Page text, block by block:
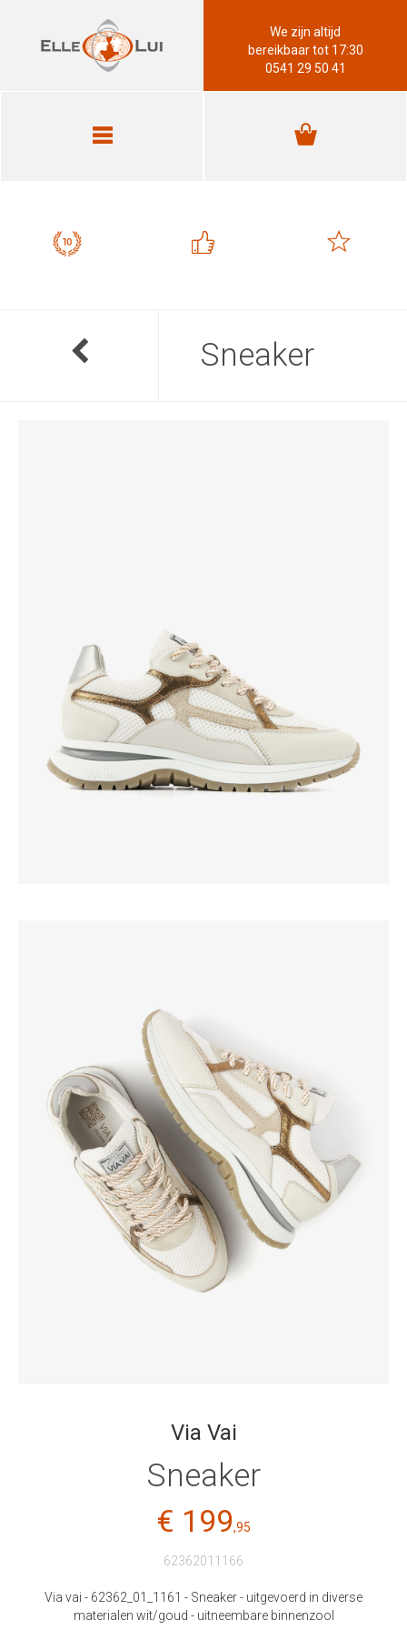
We zijn altijd
bereikbaar tot 17:30
0541 29 50 41
Sneaker
Via Vai
Sneaker
€ 199,95
62362011166
Via vai - 62362_01_1161 - Sneaker - uitgevoerd in diverse
materialen wit/goud - uitneembare binnenzool